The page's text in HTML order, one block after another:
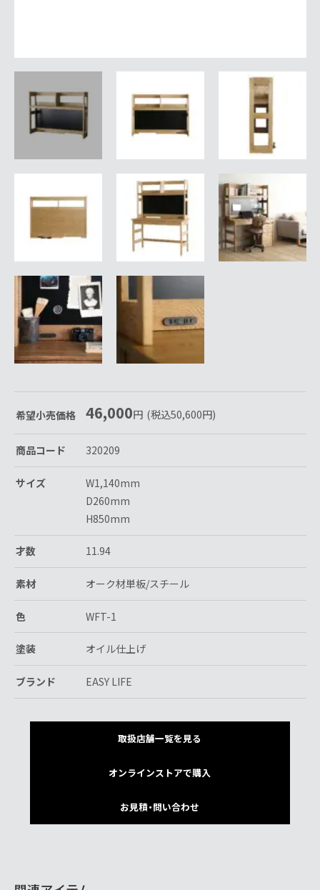
希望小売価格 46,000円 (税込50,600円)
商品コード 320209
サイズ
W1,140mm
D260mm
H850mm
才数 11.94
素材 オーク材単板/スチール
色 WFT-1
塗装 オイル仕上げ
ブランド EASY LIFE
取扱店舗一覧を見る
オンラインストアで購入
お見積・問い合わせ